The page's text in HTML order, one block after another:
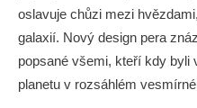
oslavuje chůzi mezi
galaxií. Nový design pera
popsané všemi, kteří kdy byli
planetu v rozsáhlém